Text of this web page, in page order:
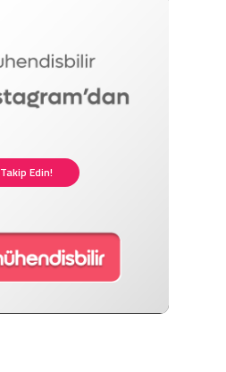
Takip Edin!